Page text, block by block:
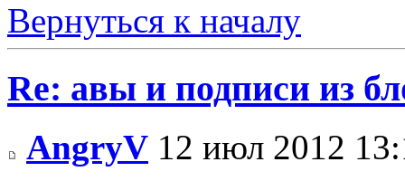
Вернуться к началу
Re: авы и подписи из
AngryV 12 июл 2012